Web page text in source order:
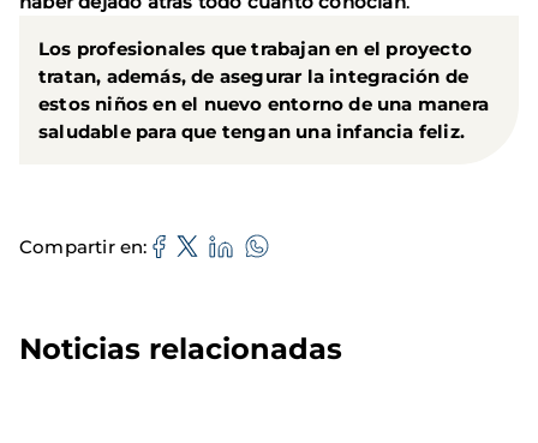
Los profesionales que trabajan en el proyecto
tratan, además, de asegurar la integración de
estos niños en el nuevo entorno de una manera
saludable para que tengan una infancia feliz.
Compartir en
Noticias relacionadas